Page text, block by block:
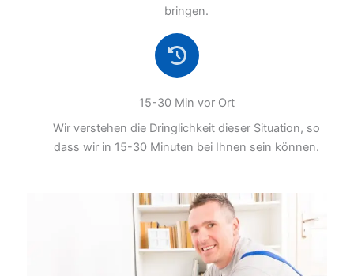
bringen.
15-30 Min vor Ort
Wir verstehen die Dringlichkeit dieser Situation, so
dass wir in 15-30 Minuten bei Ihnen sein können.